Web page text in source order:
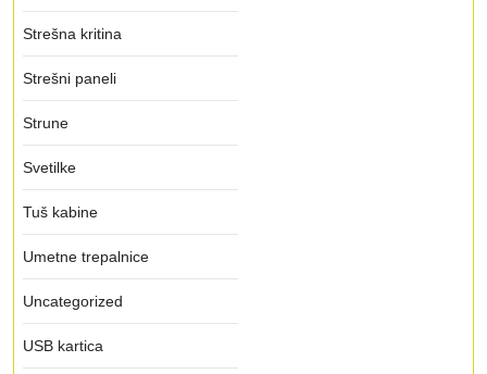
Strešna kritina
Strešni paneli
Strune
Svetilke
Tuš kabine
Umetne trepalnice
Uncategorized
USB kartica